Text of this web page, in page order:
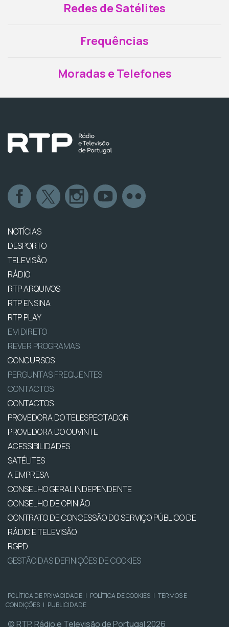
Redes de Satélites
Frequências
Moradas e Telefones
NOTÍCIAS
DESPORTO
TELEVISÃO
RÁDIO
RTP ARQUIVOS
RTP ENSINA
RTP PLAY
EM DIRETO
REVER PROGRAMAS
CONCURSOS
PERGUNTAS FREQUENTES
CONTACTOS
CONTACTOS
PROVEDORA DO TELESPECTADOR
PROVEDORA DO OUVINTE
ACESSIBILIDADES
SATÉLITES
A EMPRESA
CONSELHO GERAL INDEPENDENTE
CONSELHO DE OPINIÃO
CONTRATO DE CONCESSÃO DO SERVIÇO PÚBLICO DE
RÁDIO E TELEVISÃO
RGPD
GESTÃO DAS DEFINIÇÕES DE COOKIES
POLÍTICA DE PRIVACIDADE | POLÍTICA DE COOKIES | TERMOS E
CONDIÇÕES | PUBLICIDADE
© RTP, Rádio e Televisão de Portugal 2026